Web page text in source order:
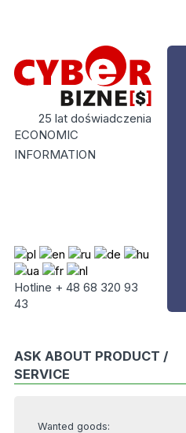
25 lat doświadczenia
ECONOMIC
INFORMATION
Hotline + 48 68 320 93
43
ASK ABOUT PRODUCT /
SERVICE
Wanted goods: